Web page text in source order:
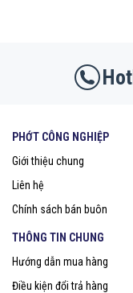
PHỚT CÔNG NGHIỆP
Giới thiệu chung
Liên hệ
Chính sách bán buôn
THÔNG TIN CHUNG
Hướng dẫn mua hàng
Điều kiện đổi trả hàng